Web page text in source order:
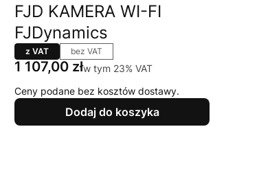
FJD KAMERA WI-FI
FJDynamics
z VAT bez VAT
Cena
1 107,00 złw tym 23% VAT
w tym 23% VAT
Ceny podane bez kosztów dostawy.
Dodaj do koszyka